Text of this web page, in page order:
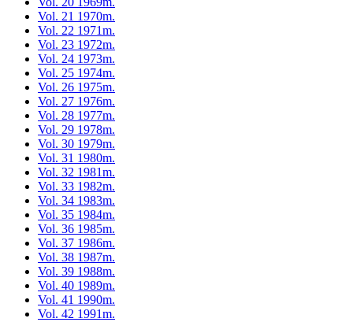
Vol. 21 1970m.
Vol. 22 1971m.
Vol. 23 1972m.
Vol. 24 1973m.
Vol. 25 1974m.
Vol. 26 1975m.
Vol. 27 1976m.
Vol. 28 1977m.
Vol. 29 1978m.
Vol. 30 1979m.
Vol. 31 1980m.
Vol. 32 1981m.
Vol. 33 1982m.
Vol. 34 1983m.
Vol. 35 1984m.
Vol. 36 1985m.
Vol. 37 1986m.
Vol. 38 1987m.
Vol. 39 1988m.
Vol. 40 1989m.
Vol. 41 1990m.
Vol. 42 1991m.